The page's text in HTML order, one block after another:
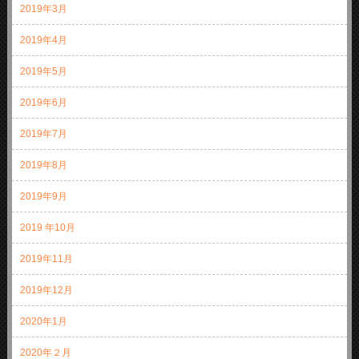
2019年3月
2019年4月
2019年5月
2019年6月
2019年7月
2019年8月
2019年9月
2019 年10月
2019年11月
2019年12月
2020年1月
2020年２月